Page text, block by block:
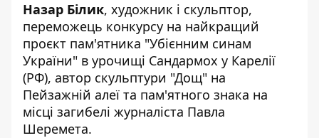
Назар Білик, художник і скульптор,
переможець конкурсу на найкращий
проєкт пам'ятника "Убієнним синам
України" в урочищі Сандармох у Карелії
(РФ), автор скульптури "Дощ" на
Пейзажній алеї та пам'ятного знака на
місці загибелі журналіста Павла
Шеремета.